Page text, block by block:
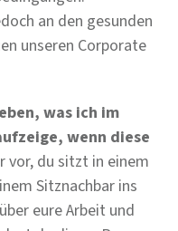
an den gesunden
unseren Corporate
was ich im
wenn diese
vor, du sitzt in einem
Sitznachbar ins
eure Arbeit und